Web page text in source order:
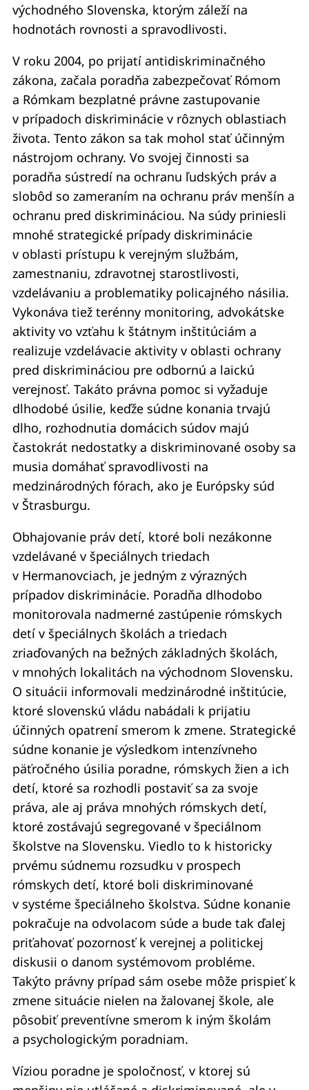
východného Slovenska, ktorým záleží na
hodnotách rovnosti a spravodlivosti.
V roku 2004, po prijatí antidiskriminačného
zákona, začala poradňa zabezpečovať Rómom
a Rómkam bezplatné právne zastupovanie
v prípadoch diskriminácie v rôznych oblastiach
života. Tento zákon sa tak mohol stať účinným
nástrojom ochrany. Vo svojej činnosti sa
poradňa sústredí na ochranu ľudských práv a
slobôd so zameraním na ochranu práv menšín a
ochranu pred diskrimináciou. Na súdy priniesli
mnohé strategické prípady diskriminácie
v oblasti prístupu k verejným službám,
zamestnaniu, zdravotnej starostlivosti,
vzdelávaniu a problematiky policajného násilia.
Vykonáva tiež terénny monitoring, advokátske
aktivity vo vzťahu k štátnym inštitúciám a
realizuje vzdelávacie aktivity v oblasti ochrany
pred diskrimináciou pre odbornú a laickú
verejnosť. Takáto právna pomoc si vyžaduje
dlhodobé úsilie, keďže súdne konania trvajú
dlho, rozhodnutia domácich súdov majú
častokrát nedostatky a diskriminované osoby sa
musia domáhať spravodlivosti na
medzinárodných fórach, ako je Európsky súd
v Štrasburgu.
Obhajovanie práv detí, ktoré boli nezákonne
vzdelávané v špeciálnych triedach
v Hermanovciach, je jedným z výrazných
prípadov diskriminácie. Poradňa dlhodobo
monitorovala nadmerné zastúpenie rómskych
detí v špeciálnych školách a triedach
zriaďovaných na bežných základných školách,
v mnohých lokalitách na východnom Slovensku.
O situácii informovali medzinárodné inštitúcie,
ktoré slovenskú vládu nabádali k prijatiu
účinných opatrení smerom k zmene. Strategické
súdne konanie je výsledkom intenzívneho
päťročného úsilia poradne, rómskych žien a ich
detí, ktoré sa rozhodli postaviť sa za svoje
práva, ale aj práva mnohých rómskych detí,
ktoré zostávajú segregované v špeciálnom
školstve na Slovensku. Viedlo to k historicky
prvému súdnemu rozsudku v prospech
rómskych detí, ktoré boli diskriminované
v systéme špeciálneho školstva. Súdne konanie
pokračuje na odvolacom súde a bude tak ďalej
priťahovať pozornosť k verejnej a politickej
diskusii o danom systémovom probléme.
Takýto právny prípad sám osebe môže prispieť k
zmene situácie nielen na žalovanej škole, ale
pôsobiť preventívne smerom k iným školám
a psychologickým poradniam.
Víziou poradne je spoločnosť, v ktorej sú